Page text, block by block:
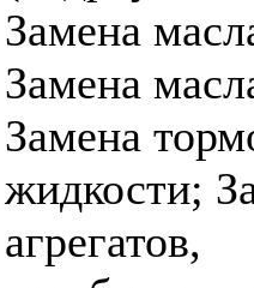
Замена
Замена
Замена
жидкости;
агрегатов,